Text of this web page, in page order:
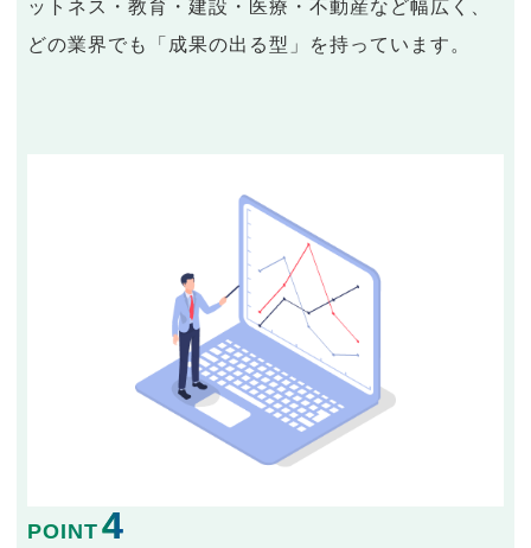
ットネス・教育・建設・医療・不動産など幅広く、
どの業界でも「成果の出る型」を持っています。
POINT 4